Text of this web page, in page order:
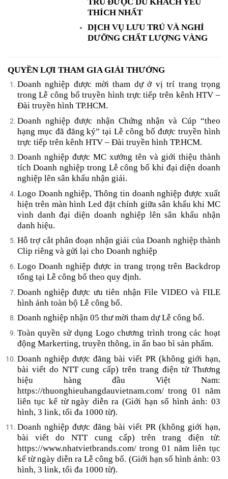
THÍCH NHẤT
DỊCH VỤ LƯU TRÚ VÀ NGHỈ
DƯỠNG CHẤT LƯỢNG VÀNG
QUYỀN LỢI THAM GIA GIẢI THƯỞNG
Doanh nghiệp được mời tham dự ở vị trí trang trọng
trong Lễ công bố truyền hình trực tiếp trên kênh HTV –
Đài truyền hình TP.HCM.
Doanh nghiệp được nhận Chứng nhận và Cúp “theo
hạng mục đã đăng ký” tại Lễ công bố được truyền hình
trực tiếp trên kênh HTV – Đài truyền hình TP.HCM.
Doanh nghiệp được MC xướng tên và giới thiệu thành
tích Doanh nghiệp trong Lễ công bố khi đại diện doanh
nghiệp lên sân khấu nhận giải.
Logo Doanh nghiệp, Thông tin doanh nghiệp được xuất
hiện trên màn hình Led đặt chính giữa sân khấu khi MC
vinh danh đại diện doanh nghiệp lên sân khấu nhận
danh hiệu.
Hỗ trợ cắt phân đoạn nhận giải của Doanh nghiệp thành
Clip riêng và gửi lại cho Doanh nghiệp
Logo Doanh nghiệp được in trang trọng trên Backdrop
tổng tại Lễ công bố theo quy định.
Doanh nghiệp được ưu tiên nhận File VIDEO và FILE
hình ảnh toàn bộ Lễ công bố.
Doanh nghiệp nhận 05 thư mời tham dự Lễ công bố.
Toàn quyền sử dụng Logo chương trình trong các hoạt
động Markerting, truyền thông, in ấn bao bì sản phẩm.
Doanh nghiệp được đăng bài viết PR (không giới hạn,
bài viết do NTT cung cấp) trên trang điện tử Thương
hiệu hàng đầu Việt Nam:
https://thuonghieuhangdauvietnam.com/ trong 01 năm
liên tục kể từ ngày diễn ra (Giới hạn số hình ảnh: 03
hình, 3 link, tối đa 1000 từ).
Doanh nghiệp được đăng bài viết PR (không giới hạn,
bài viết do NTT cung cấp) trên trang điện tử:
https://www.nhatvietbrands.com/ trong 01 năm liên tục
kể từ ngày diễn ra Lễ công bố. (Giới hạn số hình ảnh: 03
hình, 3 link, tối đa 1000 từ).